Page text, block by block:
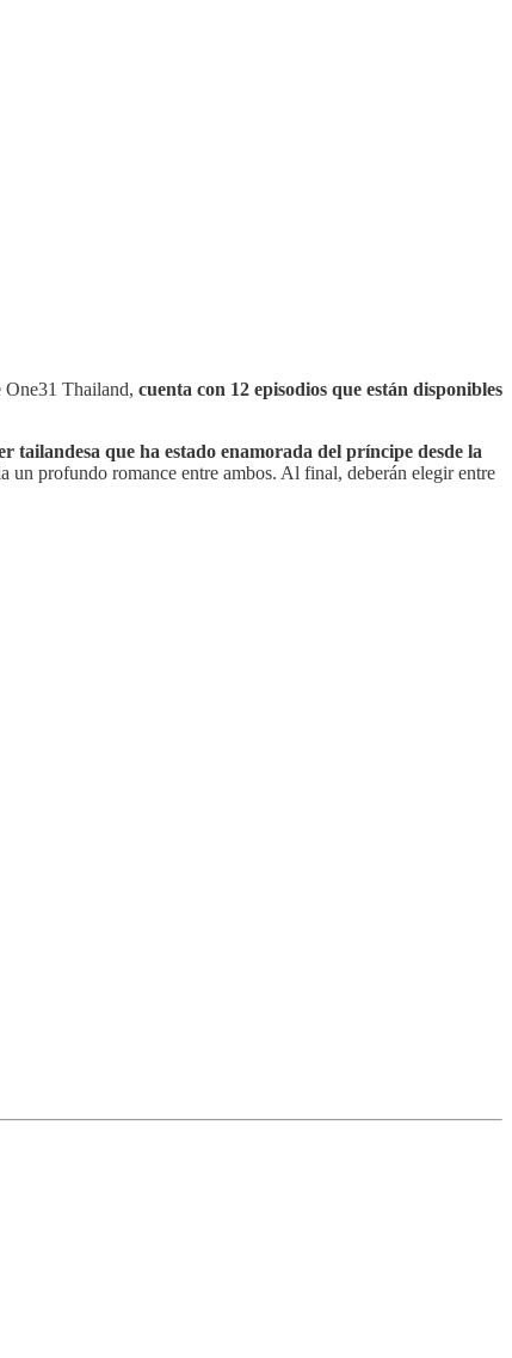
One31 Thailand, cuenta con 12 episodios que están disponibles
tailandesa que ha estado enamorada del príncipe desde la
un profundo romance entre ambos. Al final, deberán elegir entre